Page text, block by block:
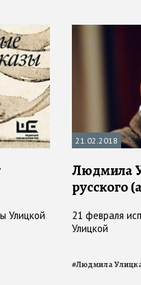
Улицкой
21.02.2018
Людмила
русского
21 февраля
Улицкой
#Людмила